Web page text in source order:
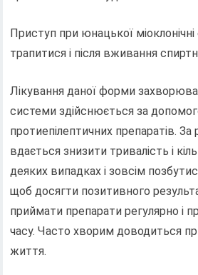
Приступ при юнацької міоклонічні
трапитися і після вживання
Лікування даної форми
системи здійснюється за
протиепілептичних препаратів. За
вдається знизити тривалість і
деяких випадках і зовсім
щоб досягти позитивного
приймати препарати регулярно і
часу. Часто хворим доводиться
життя.